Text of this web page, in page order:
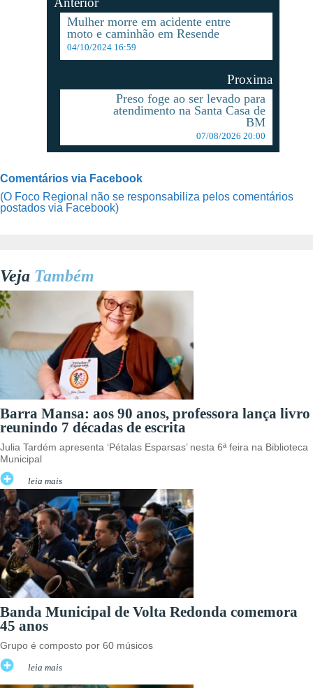
Mulher morre em acidente entre
moto e caminhão em Resende
04/10/2024 16:59
Proxima
Preso foge ao ser levado para
atendimento na Santa Casa de
BM
07/08/2026 20:00
Comentários via Facebook
(O Foco Regional não se responsabiliza pelos comentários
postados via Facebook)
Veja Também
Barra Mansa: aos 90 anos, professora lança livro
reunindo 7 décadas de escrita
Julia Tardém apresenta ‘Pétalas Esparsas’ nesta 6ª feira na Biblioteca
Municipal
leia mais
Banda Municipal de Volta Redonda comemora
45 anos
Grupo é composto por 60 músicos
leia mais